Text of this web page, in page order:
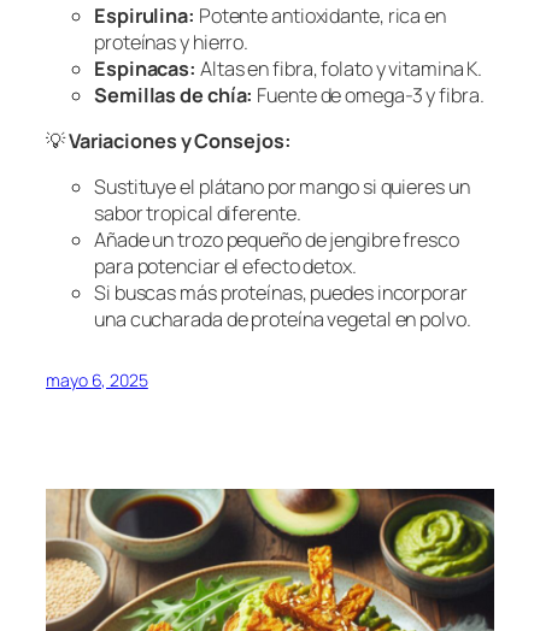
Espirulina: Potente antioxidante, rica en
proteínas y hierro.
Espinacas: Altas en fibra, folato y vitamina K.
Semillas de chía: Fuente de omega-3 y fibra.
💡Variaciones y Consejos:
Sustituye el plátano por mango si quieres un
sabor tropical diferente.
Añade un trozo pequeño de jengibre fresco
para potenciar el efecto detox.
Si buscas más proteínas, puedes incorporar
una cucharada de proteína vegetal en polvo.
mayo 6, 2025